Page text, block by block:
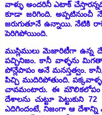
వాళ్ళు అందరినీ ఎటాక్
కూడా జరిగింది. అప్పటినుంచీ
జరుగుతూనే ఉన్నాయి. నేటికి
పెరిగిపోయింది.
ముస్లిములు మెజారిటీగా ఉన్న
పచ్చినిజం. కానీ వాళ్ళను
పోన్లేపాపం అనే మనస్తత్వం.
పిచ్చి ముదిరిపోతుంది.
చావమంటారు. ఈ మౌలికలోపం
దేశాలను చుట్టూ పెట్టుకుని
ఎదిగిందంటే, నిజంగా ఆ